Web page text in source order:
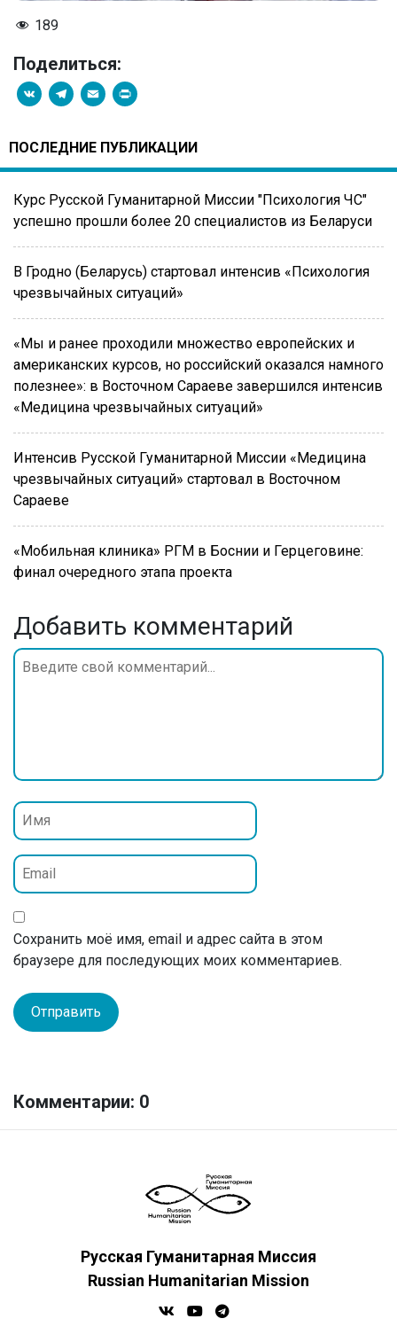
189
Поделиться:
VK Telegram
Email
ПОСЛЕДНИЕ ПУБЛИКАЦИИ
Курс Русской Гуманитарной Миссии "Психология ЧС"
успешно прошли более 20 специалистов из Беларуси
В Гродно (Беларусь) стартовал интенсив «Психология
чрезвычайных ситуаций»
«Мы и ранее проходили множество европейских и
американских курсов, но российский оказался намного
полезнее»: в Восточном Сараеве завершился интенсив
«Медицина чрезвычайных ситуаций»
Интенсив Русской Гуманитарной Миссии «Медицина
чрезвычайных ситуаций» стартовал в Восточном
Сараеве
«Мобильная клиника» РГМ в Боснии и Герцеговине:
финал очередного этапа проекта
Добавить комментарий
Сохранить моё имя, email и адрес сайта в этом
браузере для последующих моих комментариев.
Комментарии: 0
Русская Гуманитарная Миссия
Russian Humanitarian Mission